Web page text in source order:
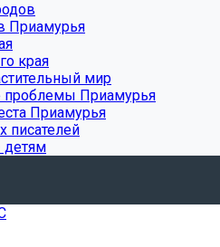
Приамурья
края
мир
проблемы Приамурья
Приамурья
писателей
детям